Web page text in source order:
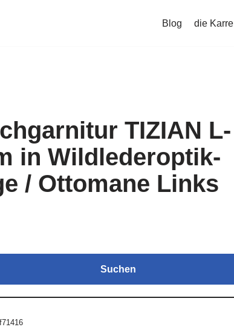
Blog die Karre
TIZIAN L-
in Wildlederoptik-
/ Ottomane Links
Suchen